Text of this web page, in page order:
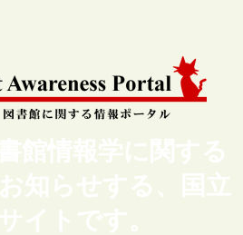
館情報学に関する
知らせする、国立
イトです。